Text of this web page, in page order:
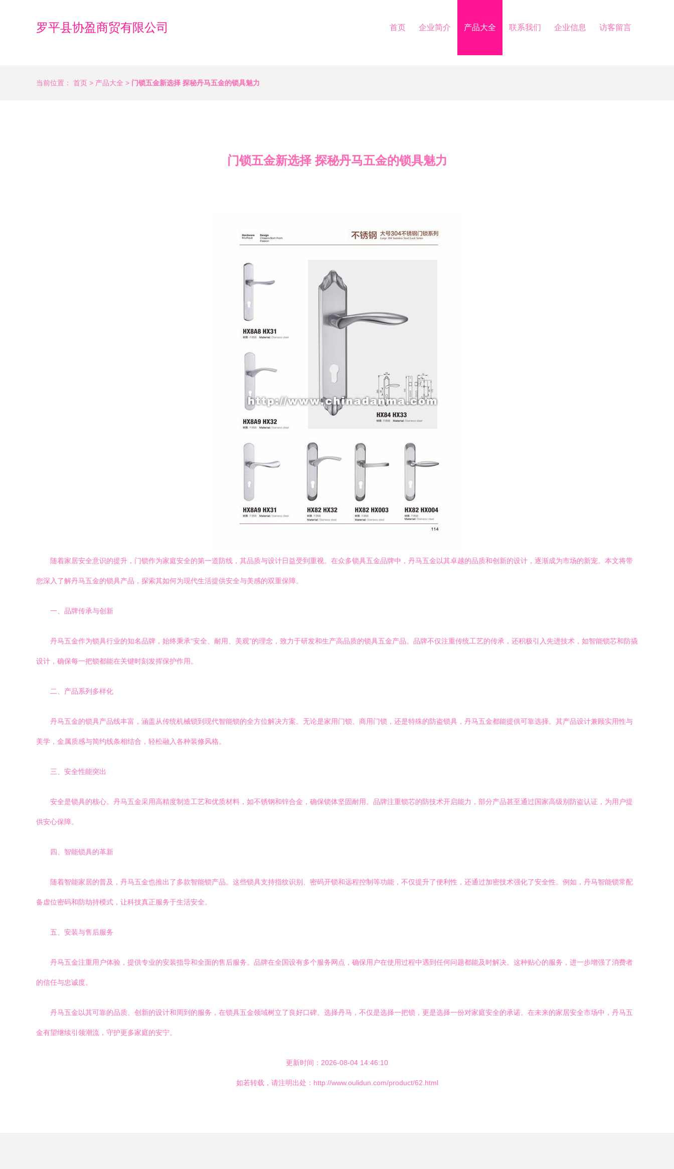
罗平县协盈商贸有限公司 首页 企业简介 产品大全 联系我们 企业信息 访客留言
当前位置： 首页 > 产品大全 > 门锁五金新选择 探秘丹马五金的锁具魅力
门锁五金新选择 探秘丹马五金的锁具魅力
随着家居安全意识的提升，门锁作为家庭安全的第一道防线，其品质与设计日益受到重视。在众多锁具五金品牌中，丹马五金以其卓越的品质和创新的设计，逐渐成为市场的新宠。本文将带
您深入了解丹马五金的锁具产品，探索其如何为现代生活提供安全与美感的双重保障。
一、品牌传承与创新
丹马五金作为锁具行业的知名品牌，始终秉承“安全、耐用、美观”的理念，致力于研发和生产高品质的锁具五金产品。品牌不仅注重传统工艺的传承，还积极引入先进技术，如智能锁芯和防撬
设计，确保每一把锁都能在关键时刻发挥保护作用。
二、产品系列多样化
丹马五金的锁具产品线丰富，涵盖从传统机械锁到现代智能锁的全方位解决方案。无论是家用门锁、商用门锁，还是特殊的防盗锁具，丹马五金都能提供可靠选择。其产品设计兼顾实用性与
美学，金属质感与简约线条相结合，轻松融入各种装修风格。
三、安全性能突出
安全是锁具的核心。丹马五金采用高精度制造工艺和优质材料，如不锈钢和锌合金，确保锁体坚固耐用。品牌注重锁芯的防技术开启能力，部分产品甚至通过国家高级别防盗认证，为用户提
供安心保障。
四、智能锁具的革新
随着智能家居的普及，丹马五金也推出了多款智能锁产品。这些锁具支持指纹识别、密码开锁和远程控制等功能，不仅提升了便利性，还通过加密技术强化了安全性。例如，丹马智能锁常配
备虚位密码和防劫持模式，让科技真正服务于生活安全。
五、安装与售后服务
丹马五金注重用户体验，提供专业的安装指导和全面的售后服务。品牌在全国设有多个服务网点，确保用户在使用过程中遇到任何问题都能及时解决。这种贴心的服务，进一步增强了消费者
的信任与忠诚度。
丹马五金以其可靠的品质、创新的设计和周到的服务，在锁具五金领域树立了良好口碑。选择丹马，不仅是选择一把锁，更是选择一份对家庭安全的承诺。在未来的家居安全市场中，丹马五
金有望继续引领潮流，守护更多家庭的安宁。
更新时间：2026-08-04 14:46:10
如若转载，请注明出处：http://www.oulidun.com/product/62.html